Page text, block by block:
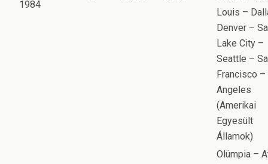
1984
Louis –
Denver –
Lake City –
Seattle –
Francisco
Angeles
(Amerikai
Egyesült
Államok)
Olümpia –